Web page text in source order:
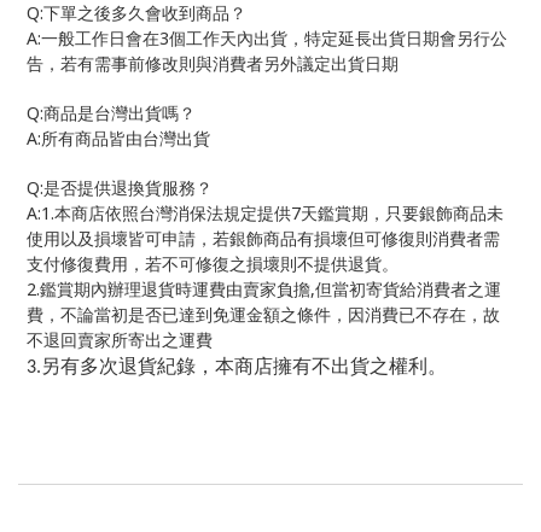
Q:下單之後多久會收到商品？
A:一般工作日會在3個工作天內出貨，特定延長出貨日期會另行公
告，若有需事前修改則與消費者另外議定出貨日期
Q:商品是台灣出貨嗎？
A:所有商品皆由台灣出貨
Q:是否提供退換貨服務？
A:1.本商店依照台灣消保法規定提供7天鑑賞期，只要銀飾商品未
使用以及損壞皆可申請，若銀飾商品有損壞但可修復則消費者需
支付修復費用，若不可修復之損壞則不提供退貨。
2.鑑賞期內辦理退貨時運費由賣家負擔,但當初寄貨給消費者之運
費，不論當初是否已達到免運金額之條件，因消費已不存在，故
不退回賣家所寄出之運費
3.另有多次退貨紀錄，本商店擁有不出貨之權利。